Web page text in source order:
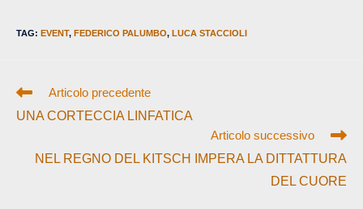
TAG: EVENT, FEDERICO PALUMBO, LUCA STACCIOLI
Leggi
altri
Articolo precedente
UNA CORTECCIA LINFATICA
Articolo successivo
NEL REGNO DEL KITSCH IMPERA LA DITTATTURA
DEL CUORE